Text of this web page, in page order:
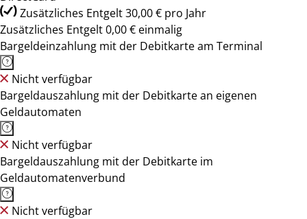
Zusätzliches Entgelt 30,00 € pro Jahr
Zusätzliches Entgelt 0,00 € einmalig
Bargeldeinzahlung mit der Debitkarte am Terminal
Nicht verfügbar
Bargeldauszahlung mit der Debitkarte an eigenen
Geldautomaten
Nicht verfügbar
Bargeldauszahlung mit der Debitkarte im
Geldautomatenverbund
Nicht verfügbar